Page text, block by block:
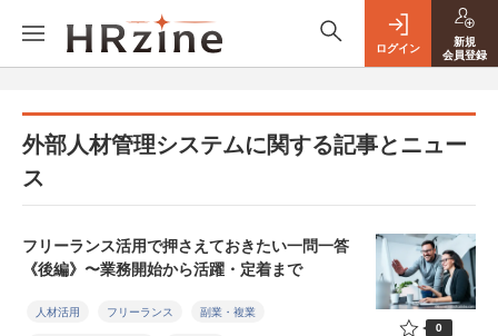
ログイン
新規
会員登録
外部人材管理システムに関する記事とニュー
ス
フリーランス活用で押さえておきたい一問一答
《後編》〜業務開始から活躍・定着まで
人材活用 フリーランス 副業・複業
0